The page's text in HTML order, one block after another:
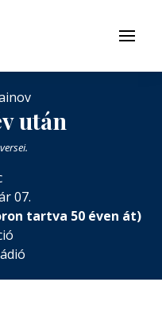
Menü
után
07.
tartva 50 éven át)